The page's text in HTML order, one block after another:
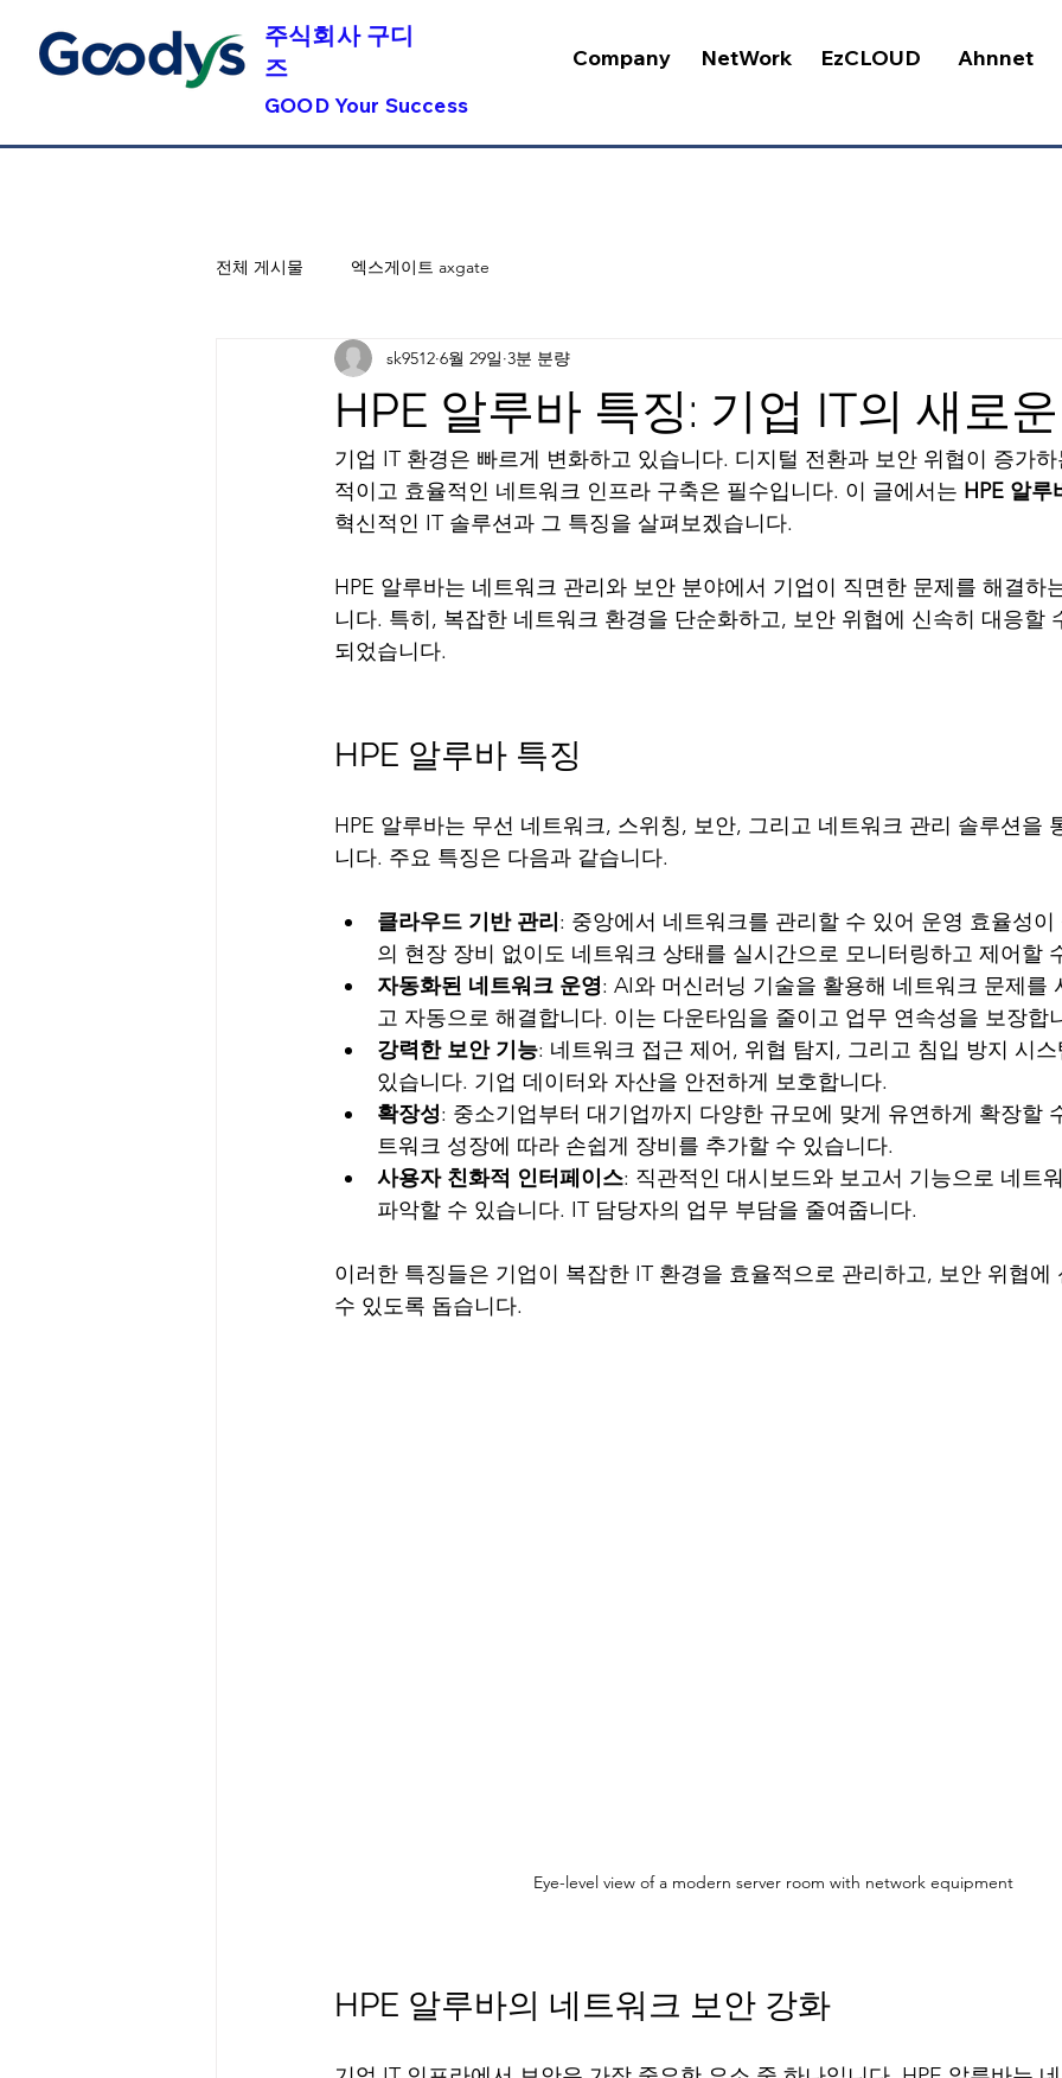
GOOD Your Success
​주식회사 구디
즈
Company NetWork EzCLOUD Ahnnet
전체 게시물 엑스게이트 axgate
HPE 알루바 특징: 기업 IT의 새로
sk9512 6월 29일 3분 분량
기업 IT 환경은 빠르게 변화하고 있습니다. 디지털 전환과 보안 위협이 증가
적이고 효율적인 네트워크 인프라 구축은 필수입니다. 이 글에서는 HPE 알루
혁신적인 IT 솔루션과 그 특징을 살펴보겠습니다.
HPE 알루바는 네트워크 관리와 보안 분야에서 기업이 직면한 문제를 해결하
니다. 특히, 복잡한 네트워크 환경을 단순화하고, 보안 위협에 신속히 대응할
되었습니다.
HPE 알루바 특징
HPE 알루바는 무선 네트워크, 스위칭, 보안, 그리고 네트워크 관리 솔루션을
니다. 주요 특징은 다음과 같습니다.
클라우드 기반 관리 : 중앙에서 네트워크를 관리할 수 있어 운영 효율성이
의 현장 장비 없이도 네트워크 상태를 실시간으로 모니터링하고 제어할
자동화된 네트워크 운영: AI와 머신러닝 기술을 활용해 네트워크 문제를
고 자동으로 해결합니다. 이는 다운타임을 줄이고 업무 연속성을 보장합
강력한 보안 기능: 네트워크 접근 제어, 위협 탐지, 그리고 침입 방지 시
있습니다. 기업 데이터와 자산을 안전하게 보호합니다.
확장성: 중소기업부터 대기업까지 다양한 규모에 맞게 유연하게 확장할
트워크 성장에 따라 손쉽게 장비를 추가할 수 있습니다.
사용자 친화적 인터페이스: 직관적인 대시보드와 보고서 기능으로 네트
파악할 수 있습니다. IT 담당자의 업무 부담을 줄여줍니다.
이러한 특징들은 기업이 복잡한 IT 환경을 효율적으로 관리하고, 보안 위협에
수 있도록 돕습니다.
Eye-level view of a modern server room with network equipment
HPE 알루바의 네트워크 보안 강화